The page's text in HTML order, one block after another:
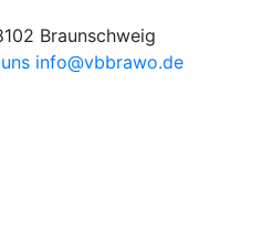
Braunschweig
info@vbbrawo.de